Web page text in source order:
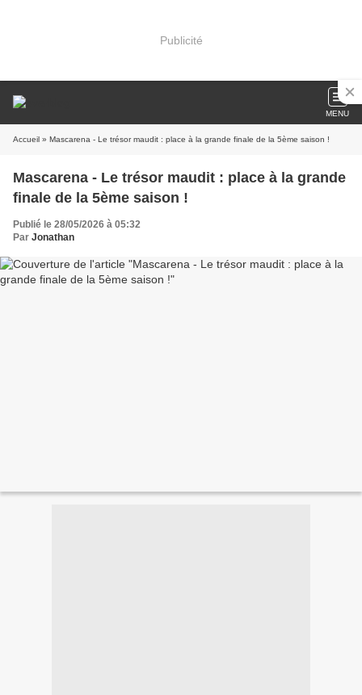
Publicité
MENU
Accueil » Mascarena - Le trésor maudit : place à la grande finale de la 5ème saison !
Mascarena - Le trésor maudit : place à la grande
finale de la 5ème saison !
Publié le 28/05/2026 à 05:32
Par Jonathan